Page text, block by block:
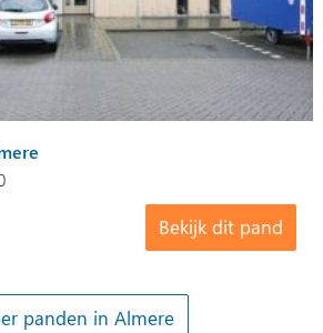
Bekijk dit pand
panden in Almere